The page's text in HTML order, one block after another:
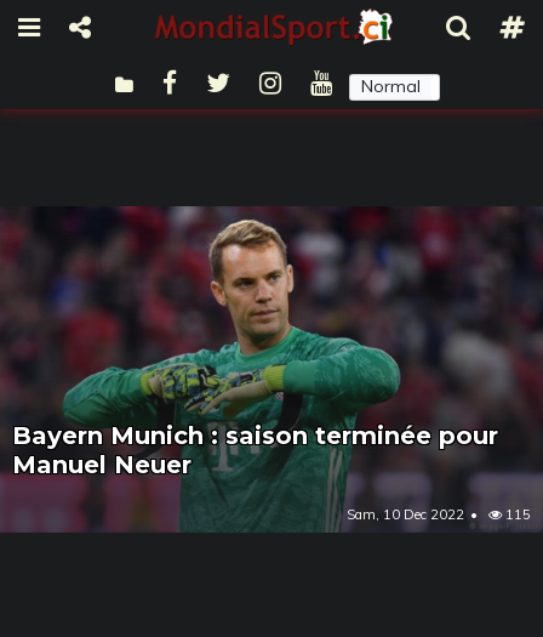
Normal
Bayern Munich : saison terminée pour
Manuel Neuer
Sam, 10 Dec 2022 115